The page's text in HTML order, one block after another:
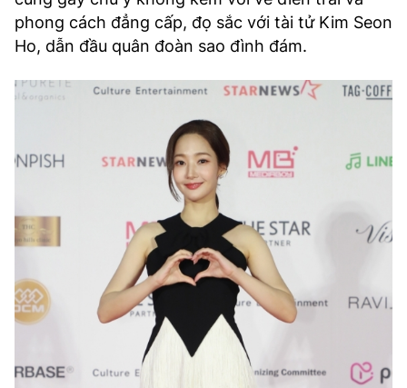
phong cách đẳng cấp, đọ sắc với tài tử Kim Seon
Ho, dẫn đầu quân đoàn sao đình đám.